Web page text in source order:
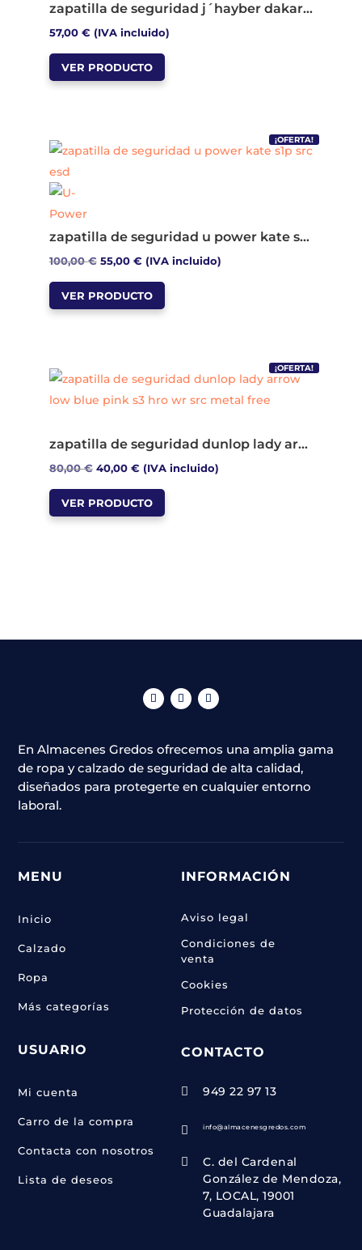
pueden
elegir
en
la
zapatilla de seguridad j´hayber dakar s1p src metal free
57,00 € (IVA incluido)
VER PRODUCTO
Este
Las
elegir
en
la
página
¡OFERTA!
zapatilla de seguridad u power kate s1p src esd
100,00€ El
precio
original
55,00 €El
precio
actual
(IVA incluido)
VER PRODUCTO
Este
Las
opciones
pueden
elegir
en
la
¡OFERTA!
zapatilla de seguridad dunlop lady arrow line blue pink s3 hro wr src metal free
80,00€ El
precio
original
40,00 €El
precio
actual
(IVA incluido)
VER PRODUCTO
Este
en
página
producto
En Almacenes Gredos ofrecemos una amplia gama
de ropa y calzado de seguridad de alta calidad,
diseñados para protegerte en cualquier entorno
laboral.
MENU
Inicio
Calzado
Ropa
Más categorías
USUARIO
Mi cuenta
Carro de la compra
Contacta con nosotros
Lista de deseos
INFORMACIÓN
Aviso legal
Condiciones de
venta
Cookies
Protección de datos
CONTACTO
 949 22 97 13
 info@almacenesgredos.com

C. del Cardenal
González de Mendoza,
7, LOCAL, 19001
Guadalajara